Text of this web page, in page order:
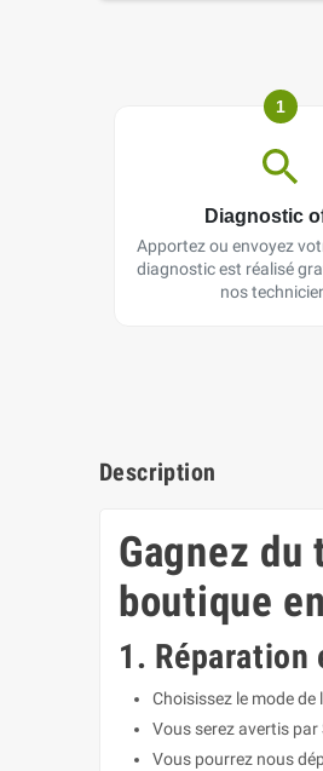
1
Diagnostic
Apportez ou envoyez
diagnostic est réalisé
nos
Description
Gagnez
boutique
1. Réparation
Choisissez le mode de
Vous serez avertis par
Vous pourrez nous